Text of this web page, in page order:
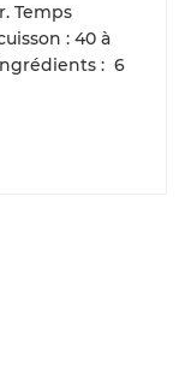
Temps
: 40 à
: 6